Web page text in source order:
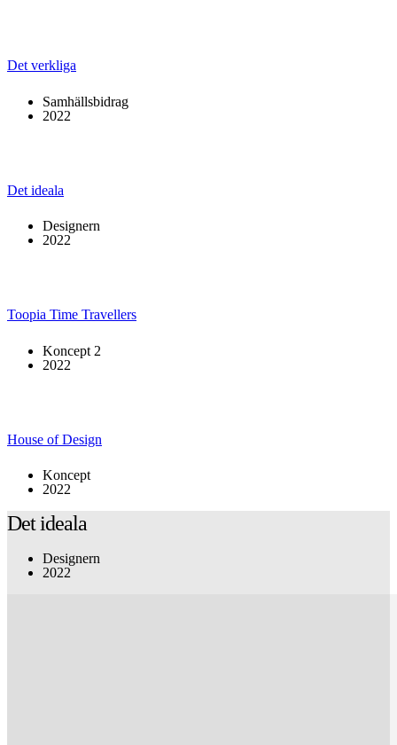
Det verkliga
Samhällsbidrag
2022
Det ideala
Designern
2022
Toopia Time Travellers
Koncept 2
2022
House of Design
Koncept
2022
Det ideala
Designern
2022